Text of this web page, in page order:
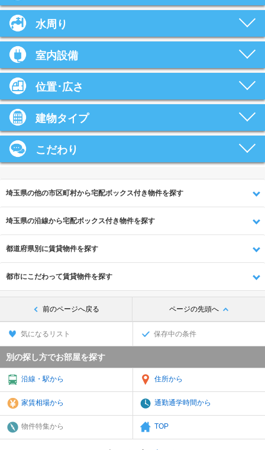
水周り
室内設備
位置･広さ
建物タイプ
こだわり
埼玉県の他の市区町村から宅配ボックス付き物件を探す
埼玉県の沿線から宅配ボックス付き物件を探す
都道府県別に賃貸物件を探す
都市にこだわって賃貸物件を探す
前のページへ戻る ページの先頭へ
気になるリスト 保存中の条件
別の探し方でお部屋を探す
沿線・駅から 住所から
家賃相場から 通勤通学時間から
物件特集から TOP